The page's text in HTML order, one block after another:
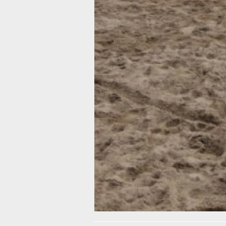
с элементами хоккея с мячом (6+).
субботам с 10:00 до 11:00 —
старше 16 лет.
Площадка оснащена воркаут-
прыжковой ямой, местом для
волейбола и легкоатлетическими
дорожками. Также в регионе
утренние зарядки (6+): по
— в Хабаровске на Ореховой сопке,
по субботам — в Комсомольске-на-
на «Дземги-Арене».
В ТЕМУ:
Хабаровчане больше других
цифровую заботу о детях
Читайте нас в соцсетях: ВКонтакте,
Одноклассники, Телеграмили
Яндекс.ДзениМАКС
Как вам материал?
Огонь!
Супер
Удивило
Грустно
Злость